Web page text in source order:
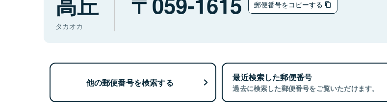
タカオカ
郵便番号をコピーする
他の郵便番号を検索する 最近検索した郵便番号
過去に検索した郵便番号をご覧いただけます。